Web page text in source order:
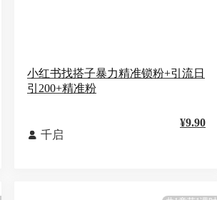
小红书找搭子暴力精准锁粉+引流日
引200+精准粉
 千启
¥9.90